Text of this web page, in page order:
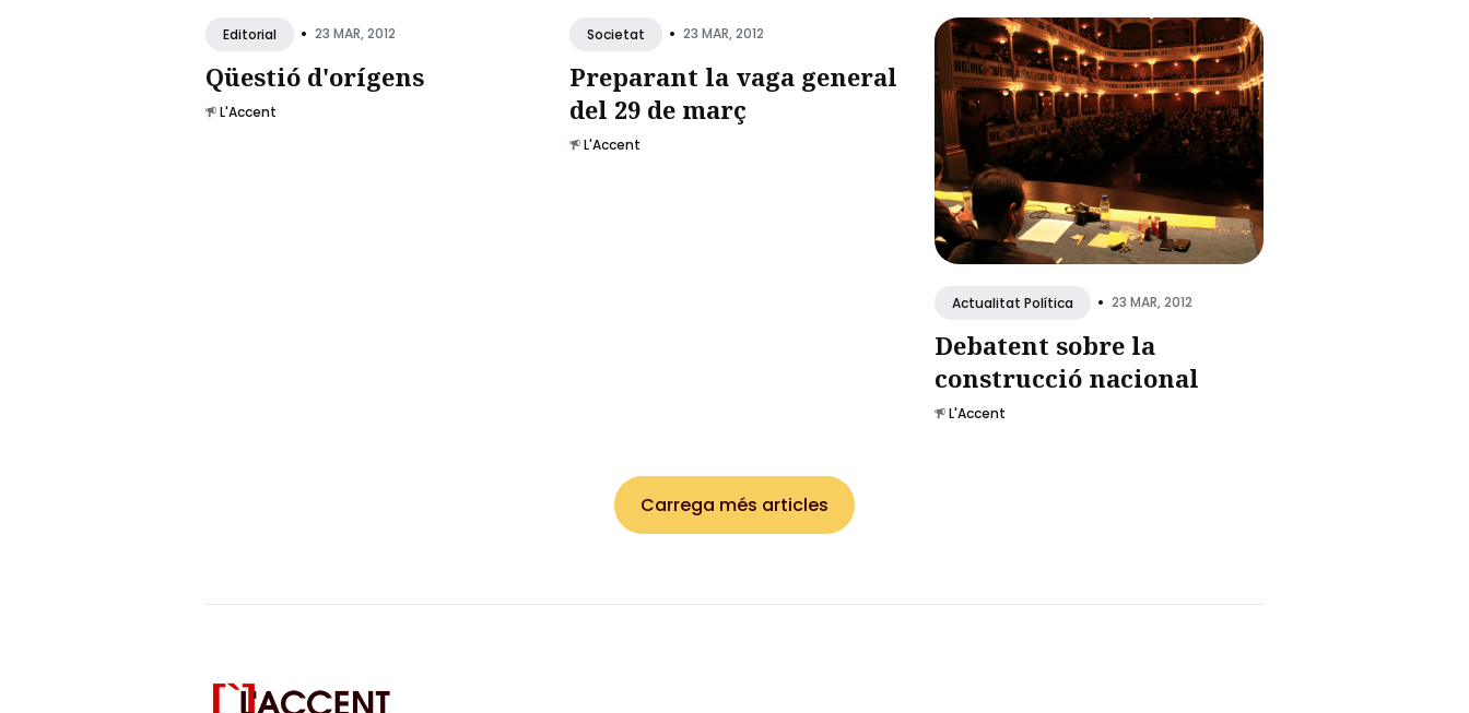
Editorial • 23 MAR, 2012
Qüestió d'orígens
L'Accent
Societat • 23 MAR, 2012
Preparant la vaga general
del 29 de març
L'Accent
Actualitat Política • 23 MAR, 2012
Debatent sobre la
construcció nacional
L'Accent
Carrega més articles